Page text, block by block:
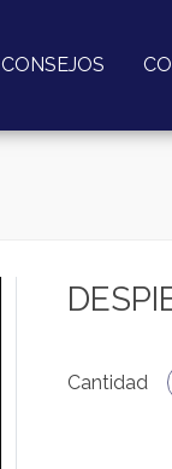
CONSEJOS
Cantidad